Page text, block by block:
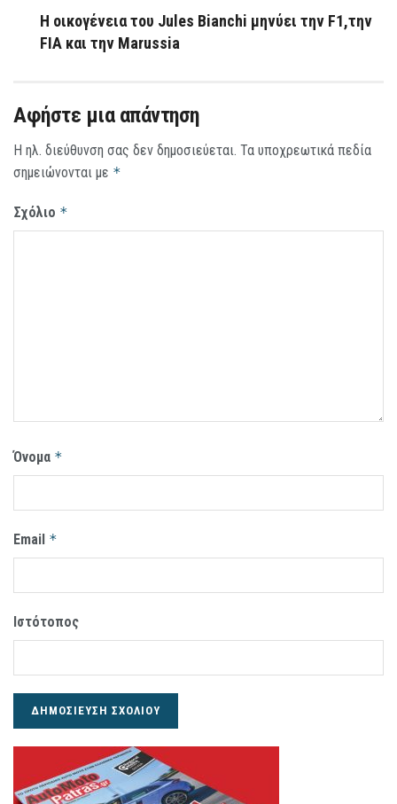
Η οικογένεια του Jules Bianchi μηνύει την F1,την
FIA και την Marussia
Αφήστε μια απάντηση
Η ηλ. διεύθυνση σας δεν δημοσιεύεται. Τα υποχρεωτικά πεδία
σημειώνονται με *
Σχόλιο *
Όνομα *
Email *
Ιστότοπος